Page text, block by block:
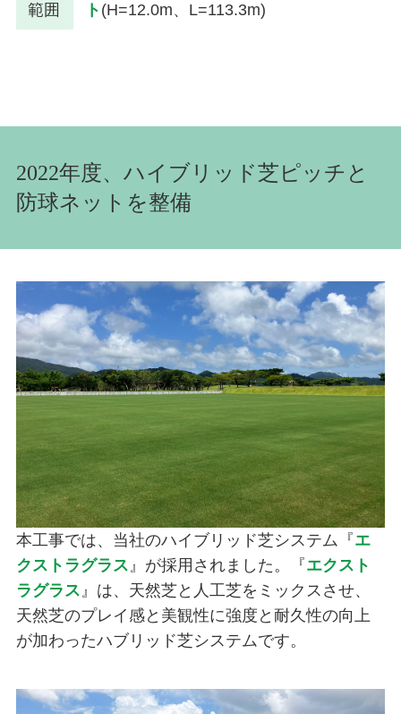
範囲
ト (H=12.0m、L=113.3m)
2022年度、ハイブリッド芝ピッチと
防球ネットを整備
本工事では、当社のハイブリッド芝システム『エ
クストラグラス』が採用されました。『エクスト
ラグラス』は、天然芝と人工芝をミックスさせ、
天然芝のプレイ感と美観性に強度と耐久性の向上
が加わったハブリッド芝システムです。